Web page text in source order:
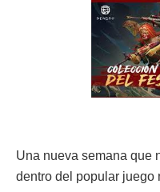
Una nueva semana que
dentro del popular juego